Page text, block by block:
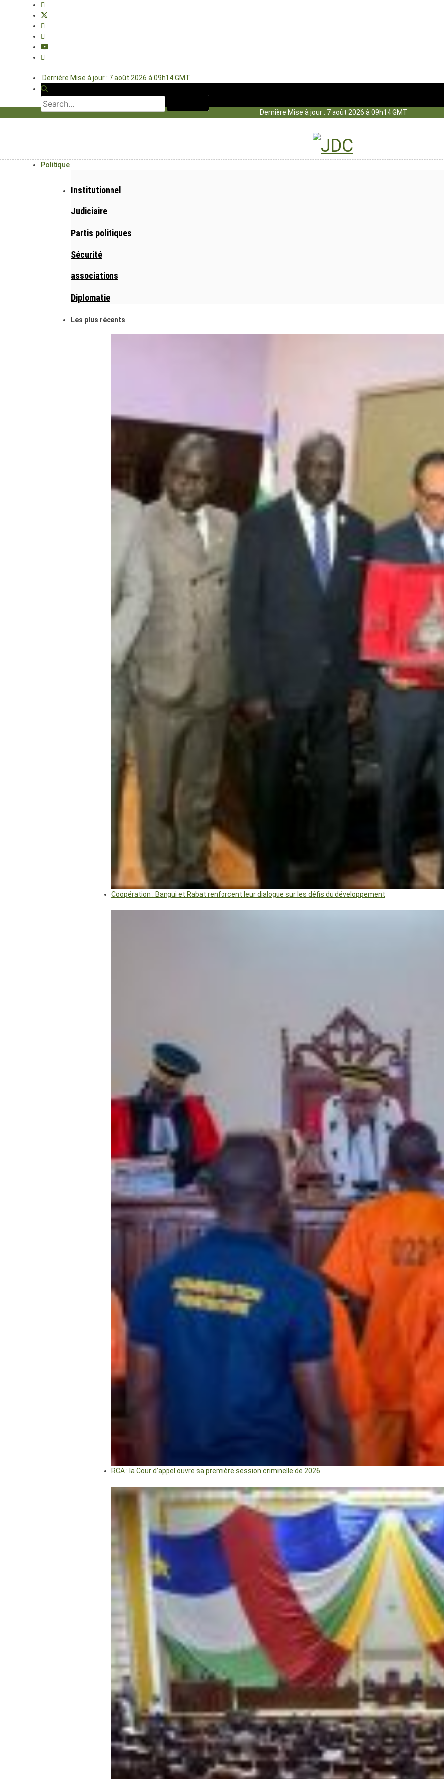
Dernière Mise à jour : 7 août 2026 à 09h14 GMT
Dernière Mise à jour : 7 août 2026 à 09h14 GMT
Politique
Institutionnel
Judiciaire
Partis politiques
Sécurité
associations
Diplomatie
Les plus récents
Coopération : Bangui et Rabat renforcent leur dialogue sur les défis du développement
RCA : la Cour d’appel ouvre sa première session criminelle de 2026